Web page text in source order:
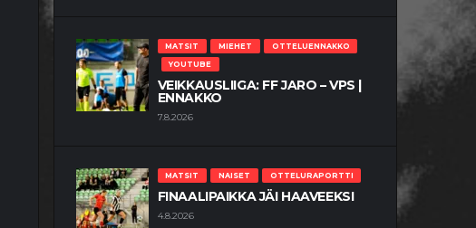
MATSIT MIEHET
OTTELUENNAKKO
YOUTUBE
VEIKKAUSLIIGA: FF JARO – VPS |
ENNAKKO
7.8.2026
MATSIT NAISET OTTELURAPORTTI
FINAALIPAIKKA JÄI HAAVEEKSI
4.8.2026